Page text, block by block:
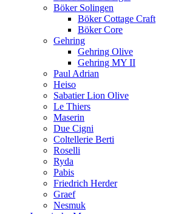
Böker Solingen
Böker Cottage Craft
Böker Core
Gehring
Gehring Olive
Gehring MY II
Paul Adrian
Heiso
Sabatier Lion Olive
Le Thiers
Maserin
Due Cigni
Coltellerie Berti
Roselli
Ryda
Pabis
Friedrich Herder
Graef
Nesmuk